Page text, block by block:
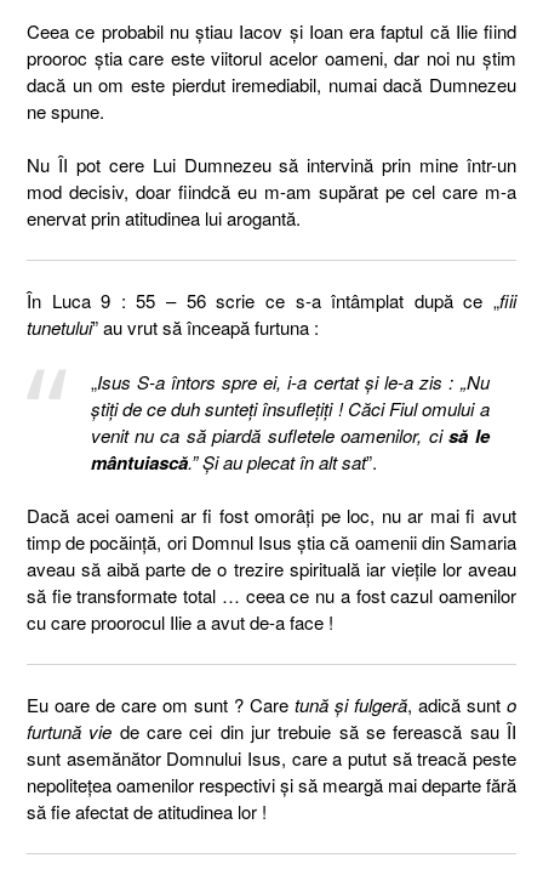
Ceea ce probabil nu știau Iacov și Ioan era faptul că Ilie fiind
prooroc știa care este viitorul acelor oameni, dar noi nu știm
dacă un om este pierdut iremediabil, numai dacă Dumnezeu
ne spune.
Nu ÎI pot cere Lui Dumnezeu să intervină prin mine într-un
mod decisiv, doar fiindcă eu m-am supărat pe cel care m-a
enervat prin atitudinea lui arogantă.
În Luca 9 : 55 – 56 scrie ce s-a întâmplat după ce „fiii
tunetului” au vrut să înceapă furtuna :
„Isus S-a întors spre ei, i-a certat şi le-a zis : „Nu
ştiţi de ce duh sunteţi însufleţiţi ! Căci Fiul omului a
venit nu ca să piardă sufletele oamenilor, cisă le
mântuiască.” Şi au plecat în alt sat”.
Dacă acei oameni ar fi fost omorâți pe loc, nu ar mai fi avut
timp de pocăință, ori Domnul Isus știa că oamenii din Samaria
aveau să aibă parte de o trezire spirituală iar viețile lor aveau
să fie transformate total … ceea ce nu a fost cazul oamenilor
cu care proorocul Ilie a avut de-a face !
Eu oare de care om sunt ? Care tună și fulgeră, adică sunt o
furtună vie de care cei din jur trebuie să se ferească sau ÎI
sunt asemănător Domnului Isus, care a putut să treacă peste
nepolitețea oamenilor respectivi și să meargă mai departe fără
să fie afectat de atitudinea lor !